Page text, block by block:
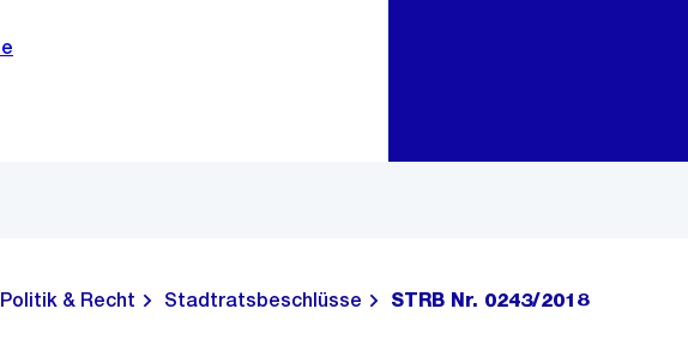
Politik & Recht Stadtratsbeschlüsse STRB Nr. 0243/2018